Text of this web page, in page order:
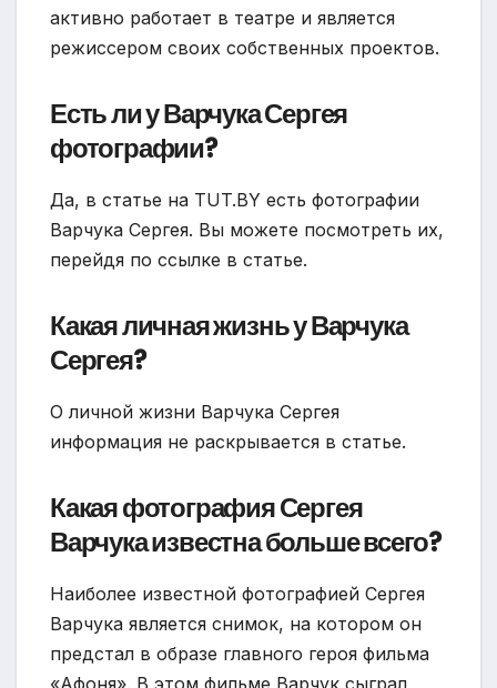
активно работает в театре и является
режиссером своих собственных проектов.
Есть ли у Варчука Сергея
фотографии?
Да, в статье на TUT.BY есть фотографии
Варчука Сергея. Вы можете посмотреть их,
перейдя по ссылке в статье.
Какая личная жизнь у Варчука
Сергея?
О личной жизни Варчука Сергея
информация не раскрывается в статье.
Какая фотография Сергея
Варчука известна больше всего?
Наиболее известной фотографией Сергея
Варчука является снимок, на котором он
предстал в образе главного героя фильма
«Афоня». В этом фильме Варчук сыграл